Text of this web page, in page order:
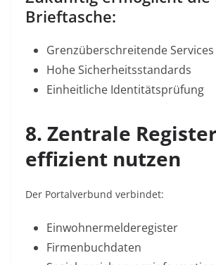
Brieftasche:
Grenzüberschreitende Services
Hohe Sicherheitsstandards
Einheitliche Identitätsprüfung
8. Zentrale
effizient nutzen
Der Portalverbund verbindet:
Einwohnermelderegister
Firmenbuchdaten